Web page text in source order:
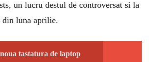
un lucru destul de controversat si la
din luna aprilie.
tastatura de laptop